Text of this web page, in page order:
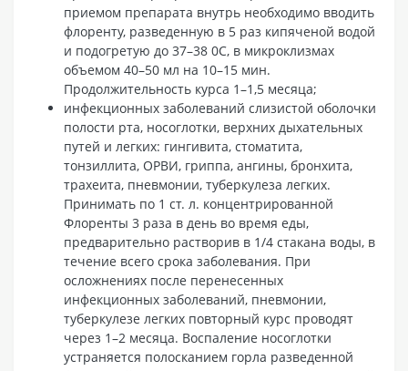
приемом препарата внутрь необходимо вводить
флоренту, разведенную в 5 раз кипяченой водой
и подогретую до 37–38 0С, в микроклизмах
объемом 40–50 мл на 10–15 мин.
Продолжительность курса 1–1,5 месяца;
инфекционных заболеваний слизистой оболочки
полости рта, носоглотки, верхних дыхательных
путей и легких: гингивита, стоматита,
тонзиллита, ОРВИ, гриппа, ангины, бронхита,
трахеита, пневмонии, туберкулеза легких.
Принимать по 1 ст. л. концентрированной
Флоренты 3 раза в день во время еды,
предварительно растворив в 1/4 стакана воды, в
течение всего срока заболевания. При
осложнениях после перенесенных
инфекционных заболеваний, пневмонии,
туберкулезе легких повторный курс проводят
через 1–2 месяца. Воспаление носоглотки
устраняется полосканием горла разведенной